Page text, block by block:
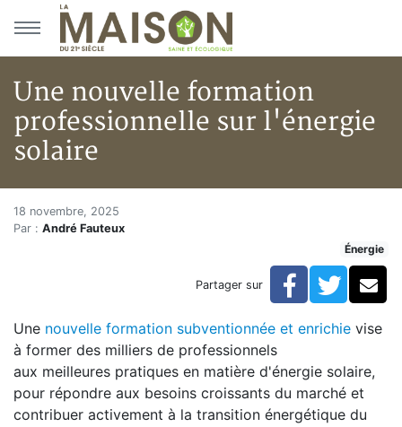
Aller au menu principal
Aller au contenu principal
Une nouvelle formation
professionnelle sur l'énergie
solaire
Accueil
Articles
Une nouvelle formation professionnelle sur l'énergie
Une nouvelle formation
18 novembre, 2025
Par : André Fauteux
Énergie
Partager sur Facebook
Une nouvelle formation subventionnée et enrichie vise
à former des milliers de professionnels
aux meilleures pratiques en matière d'énergie solaire,
pour répondre aux besoins croissants du marché et
contribuer activement à la transition énergétique du